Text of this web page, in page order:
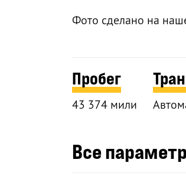
Фото сделано на
Пробег
43 374 мили
Все